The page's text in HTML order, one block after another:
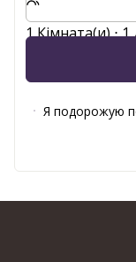
1 Кімната(и) ⋅
Я подорожую